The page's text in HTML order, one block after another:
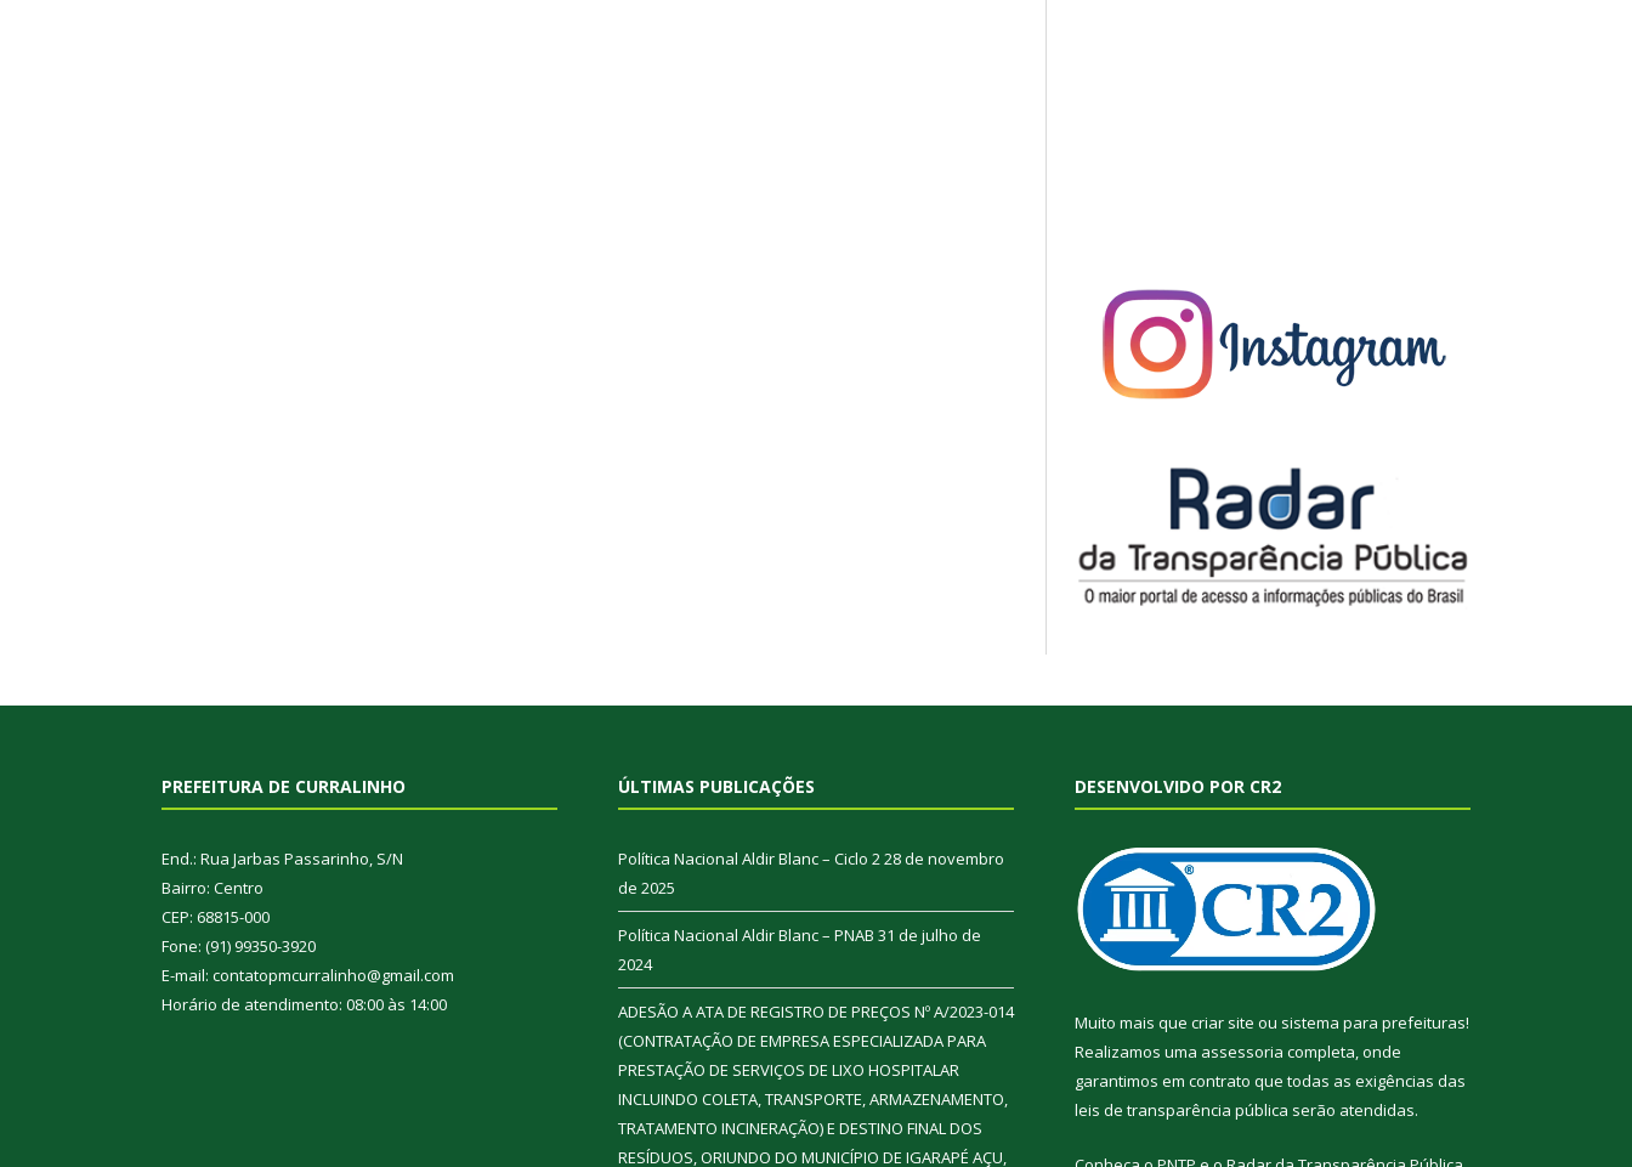
PREFEITURA DE CURRALINHO
End.: Rua Jarbas Passarinho, S/N
Bairro: Centro
CEP: 68815-000
Fone: (91) 99350-3920
E-mail: contatopmcurralinho@gmail.com
Horário de atendimento: 08:00 às 14:00
ÚLTIMAS PUBLICAÇÕES
Política Nacional Aldir Blanc – Ciclo 228 de novembro
de 2025
Política Nacional Aldir Blanc – PNAB 31 de julho de
2024
ADESÃO A ATA DE REGISTRO DE PREÇOS Nº A/2023-014
(CONTRATAÇÃO DE EMPRESA ESPECIALIZADA PARA
PRESTAÇÃO DE SERVIÇOS DE LIXO HOSPITALAR
INCLUINDO COLETA, TRANSPORTE, ARMAZENAMENTO,
TRATAMENTO INCINERAÇÃO) E DESTINO FINAL DOS
RESÍDUOS, ORIUNDO DO MUNICÍPIO DE IGARAPÉ AÇU,
DESENVOLVIDO POR CR2
Muito mais que criar site ou sistema para prefeituras!
Realizamos uma assessoria completa, onde
garantimos em contrato que todas as exigências das
leis de transparência pública serão atendidas.